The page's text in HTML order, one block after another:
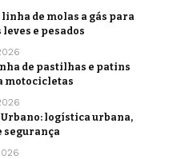
de molas a gás para
e pesados
de pastilhas e patins
motocicletas
logística urbana,
segurança